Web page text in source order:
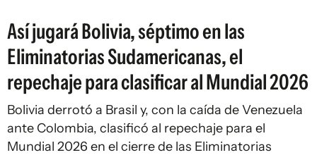
Así jugará Bolivia, séptimo en las
Eliminatorias Sudamericanas, el
repechaje para clasificar al Mundial 2026
Bolivia derrotó a Brasil y, con la caída de Venezuela
ante Colombia, clasificó al repechaje para el
Mundial 2026 en el cierre de las Eliminatorias